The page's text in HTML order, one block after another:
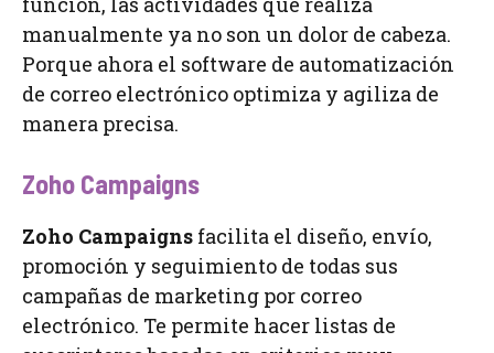
manualmente ya no son un dolor de cabeza.
Porque ahora el software de automatización
de correo electrónico optimiza y agiliza de
manera precisa.
Zoho Campaigns
Zoho Campaigns facilita el diseño, envío,
promoción y seguimiento de todas sus
campañas de marketing por correo
electrónico. Te permite hacer listas de